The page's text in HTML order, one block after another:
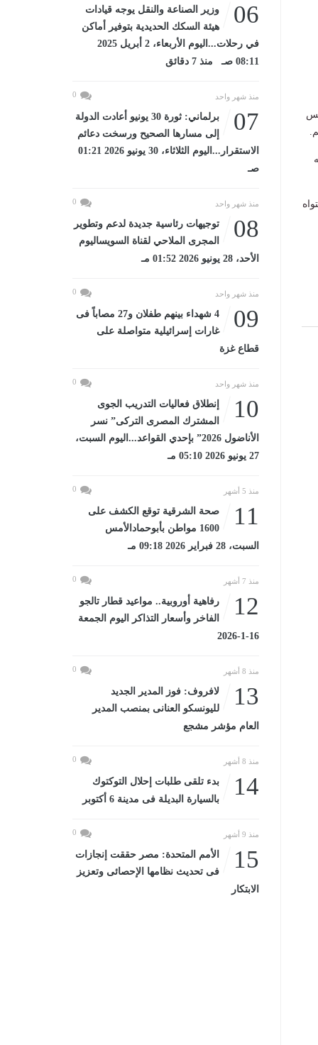
06
وزير الصناعة والنقل يوجه قيادات
هيئة السكك الحديدية بتوفير أماكن
في رحلات...اليوم الأربعاء، 2 أبريل 2025
08:11 صـ منذ 7 دقائق
منذ شهر واحد 0
07
برلماني: ثورة 30 يونيو أعادت الدولة
إلى مسارها الصحيح ورسخت دعائم
الاستقرار...اليوم الثلاثاء، 30 يونيو 2026 01:21
صـ
منذ شهر واحد 0
08
توجيهات رئاسية جديدة لدعم وتطوير
المجرى الملاحي لقناة السويساليوم
الأحد، 28 يونيو 2026 01:52 مـ
منذ شهر واحد 0
09
4 شهداء بينهم طفلان و27 مصاباً فى
غارات إسرائيلية متواصلة على
قطاع غزة
منذ شهر واحد 0
10
إنطلاق فعاليات التدريب الجوى
المشترك المصرى التركى” نسر
الأناضول 2026” بإحدي القواعد...اليوم السبت،
27 يونيو 2026 05:10 مـ
منذ 5 أشهر 0
11
صحة الشرقية توقع الكشف على
1600 مواطن بأبوحمادالأمس
السبت، 28 فبراير 2026 09:18 مـ
منذ 7 أشهر 0
12
رفاهية أوروبية.. مواعيد قطار تالجو
الفاخر وأسعار التذاكر اليوم الجمعة
16-1-2026
منذ 8 أشهر 0
13
لافروف: فوز المدير الجديد
لليونسكو العنانى بمنصب المدير
العام مؤشر مشجع
منذ 8 أشهر 0
14
بدء تلقى طلبات إحلال التوكتوك
بالسيارة البديلة فى مدينة 6 أكتوبر
منذ 9 أشهر 0
15
الأمم المتحدة: مصر حققت إنجازات
فى تحديث نظامها الإحصائى وتعزيز
الابتكار